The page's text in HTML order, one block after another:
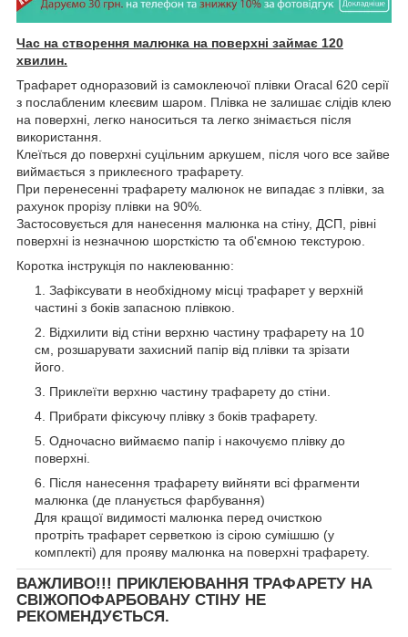
Час на створення малюнка на поверхні займає 120
хвилин.
Трафарет одноразовий із самоклеючої плівки Oracal 620 серії
з послабленим клеєвим шаром. Плівка не залишає слідів клею
на поверхні, легко наноситься та легко знімається після
використання.
Клеїться до поверхні суцільним аркушем, після чого все зайве
виймається з приклеєного трафарету.
При перенесенні трафарету малюнок не випадає з плівки, за
рахунок прорізу плівки на 90%.
Застосовується для нанесення малюнка на стіну, ДСП, рівні
поверхні із незначною шорсткістю та об'ємною текстурою.
Коротка інструкція по наклеюванню:
Зафіксувати в необхідному місці трафарет у верхній
частині з боків запасною плівкою.
Відхилити від стіни верхню частину трафарету на 10
см, розшарувати захисний папір від плівки та зрізати
його.
Приклеїти верхню частину трафарету до стіни.
Прибрати фіксуючу плівку з боків трафарету.
Одночасно виймаємо папір і накочуємо плівку до
поверхні.
Після нанесення трафарету вийняти всі фрагменти
малюнка (де планується фарбування)
Для кращої видимості малюнка перед очисткою
протріть трафарет серветкою із сірою сумішшю (у
комплекті) для прояву малюнка на поверхні трафарету.
ВАЖЛИВО!!! ПРИКЛЕЮВАННЯ ТРАФАРЕТУ НА
СВІЖОПОФАРБОВАНУ СТІНУ НЕ
РЕКОМЕНДУЄТЬСЯ.